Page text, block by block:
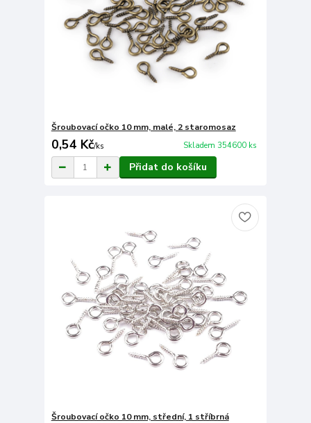
Šroubovací očko 10 mm, malé, 2 staromosaz
0,54 Kč/ks Skladem 354600 ks
Přidat do košíku
Šroubovací očko 10 mm, střední, 1 stříbrná